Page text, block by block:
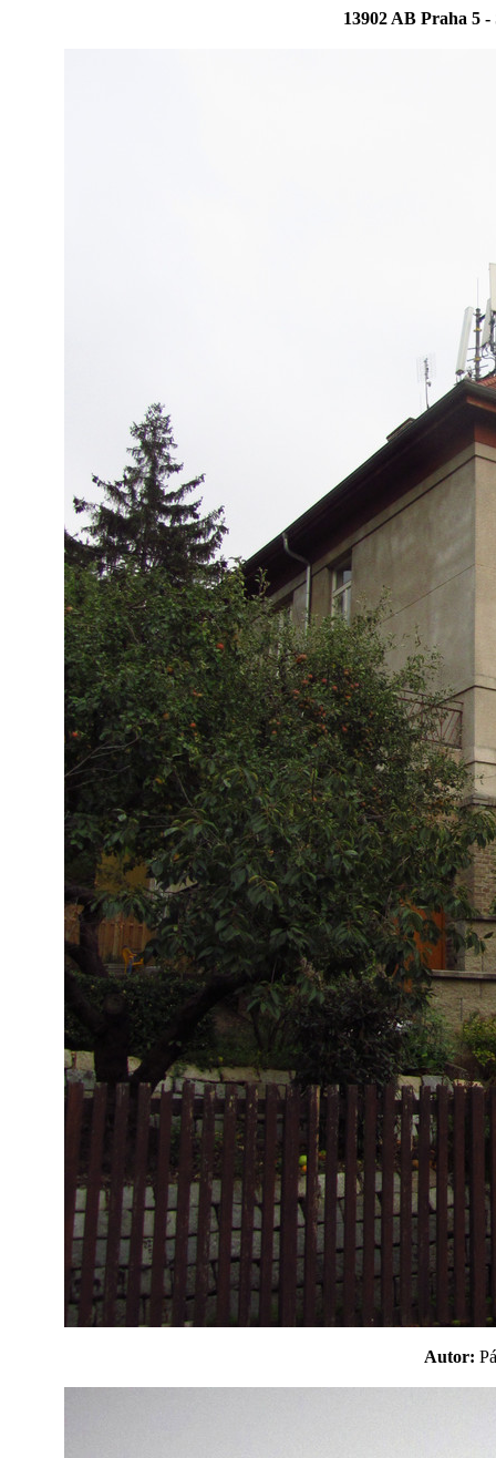
13902 AB Praha 5
Autor: